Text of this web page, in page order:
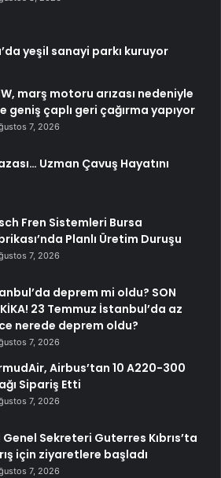
yeşil sanayi parkı kuruyor
marş motoru arızası nedeniyle
geniş çaplı geri çağırma yapıyor
7, 2026
Uzman Çavuş Hayatını
Fren Sistemleri Bursa
Planlı Üretim Duruşu
7, 2026
deprem mi oldu? SON
23 Temmuz İstanbul’da az
nerede deprem oldu?
7, 2026
Airbus’tan 10 A220-300
Sipariş Etti
7, 2026
Genel Sekreteri Guterres Kıbrıs’ta
için ziyaretlere başladı
7, 2026